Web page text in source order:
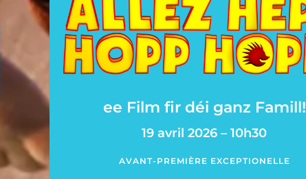
ee Film fir déi ganz Famill!
19 avril 2026 – 10h30
AVANT-PREMIÈRE EXCEPTIONELLE